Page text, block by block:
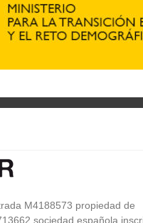
M4188573 propiedad de
sociedad española